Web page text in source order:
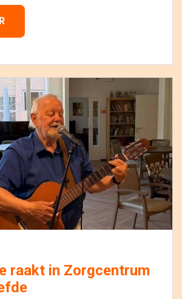
raakt in Zorgcentrum